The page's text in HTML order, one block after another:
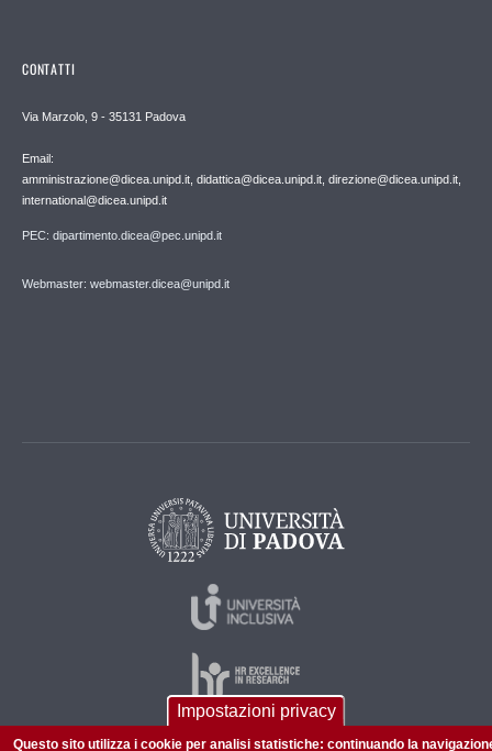
CONTATTI
Via Marzolo, 9 - 35131 Padova
Email:
amministrazione@dicea.unipd.it, didattica@dicea.unipd.it, direzione@dicea.unipd.it,
international@dicea.unipd.it
PEC: dipartimento.dicea@pec.unipd.it
Webmaster: webmaster.dicea@unipd.it
Impostazioni privacy
Questo sito utilizza i cookie per analisi statistiche: continuando la